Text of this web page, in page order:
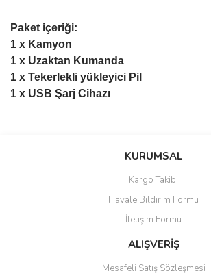
Paket içeriği:
1 x Kamyon
1 x Uzaktan Kumanda
1 x Tekerlekli yükleyici Pil
1 x USB Şarj Cihazı
Bu ürüne ilk yorumu siz yapın!
Ürün resmi kalitesiz, bozuk veya
Ürün açıklamasında eksik bilgiler bulunuyor.
Ürün bilgilerinde hatalar bulunuyor.
KURUMSAL
Kargo Takibi
Havale Bildirim Formu
İletişim Formu
ALIŞVERİŞ
Mesafeli Satış Sözleşmesi